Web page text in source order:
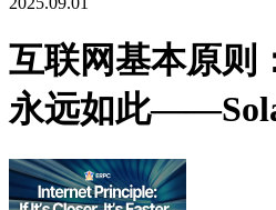
互联网基本原则
永远如此